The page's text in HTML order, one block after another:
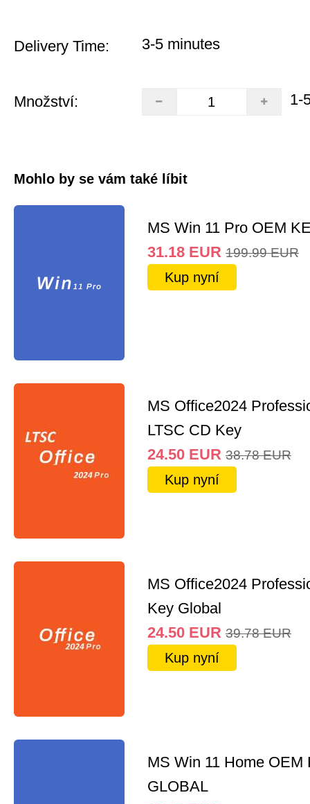
Delivery Time: 3-5 minutes
Množství: 1-
Mohlo by se vám také líbit
MS Win 11 Pro OEM
31.18 EUR 199.99 EUR
Kup nyní
MS Office2024
LTSC CD Key
24.50 EUR 38.78 EUR
Kup nyní
MS Office2024
Key Global
24.50 EUR 39.78 EUR
Kup nyní
MS Win 11 Home OEM
GLOBAL